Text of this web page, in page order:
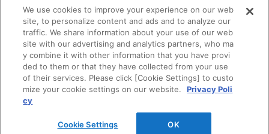
電子公告 このWEBサイトについて
プライバシーポリシー
SNSコミュニティガイドライン サイトマップ
©DAIKEN Corporation All Rights Reserved.
We use cookies to improve your experience on our web
site, to personalize content and ads and to analyze our
traffic. We share information about your use of our web
site with our advertising and analytics partners, who ma
y combine it with other information that you have provi
ded to them or that they have collected from your use
of their services. Please click [Cookie Settings] to custo
mize your cookie settings on our website.
Privacy Poli
cy
Cookie Settings OK